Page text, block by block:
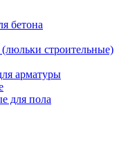
бетона
строительные)
арматуры
для пола